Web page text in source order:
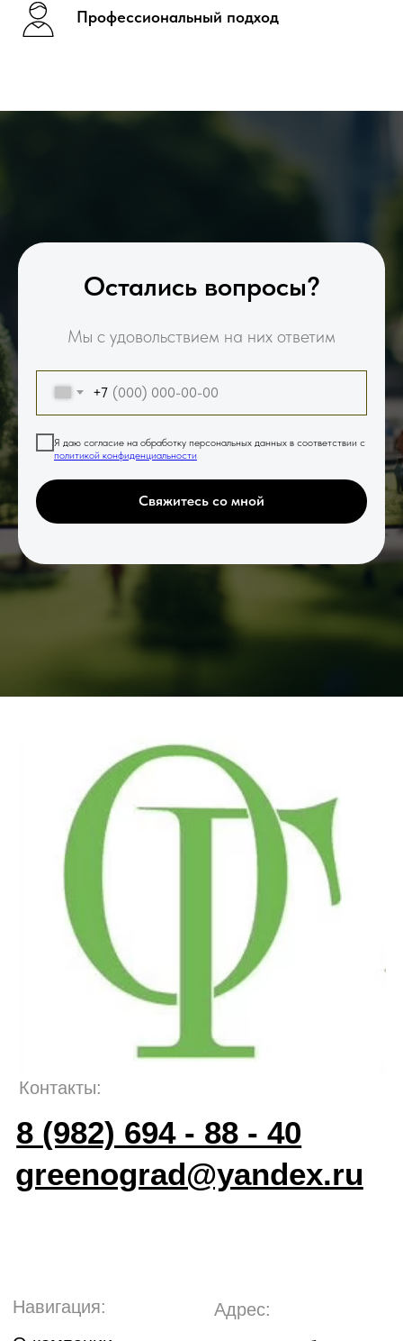
Профессиональный подход
Остались вопросы?
Мы с удовольствием на них ответим
+7
Я даю согласие на обработку персональных данных в соответствии с
политикой конфиденциальности
Свяжитесь со мной